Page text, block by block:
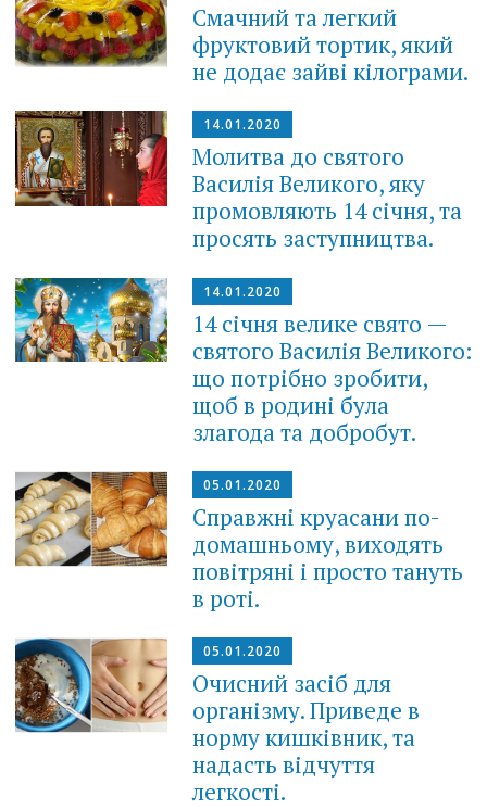
Смачний та легкий
фруктовий тортик, який
не додає зайві кілограми.
14.01.2020
Молитва до святого
Василія Великого, яку
промовляють 14 січня, та
просять заступництва.
14.01.2020
14 січня велике свято —
святого Василія Великого:
що потрібно зробити,
щоб в родині була
злагода та добробут.
05.01.2020
Справжні круасани по-
домашньому, виходять
повітряні і просто тануть
в роті.
05.01.2020
Очисний засіб для
організму. Приведе в
норму кишківник, та
надасть відчуття
легкості.